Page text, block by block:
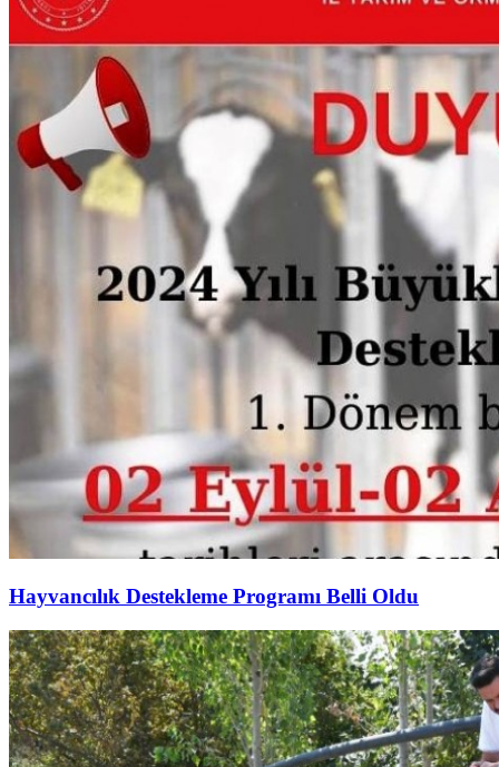
Hayvancılık Destekleme Programı Belli Oldu